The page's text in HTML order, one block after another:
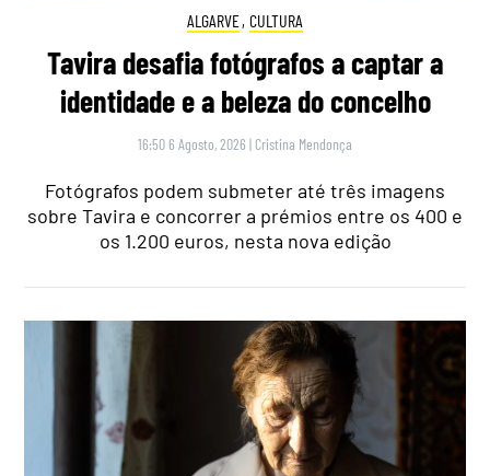
ALGARVE, CULTURA
Tavira desafia fotógrafos a captar a
identidade e a beleza do concelho
16:50 6 Agosto, 2026 | Cristina Mendonça
Fotógrafos podem submeter até três imagens
sobre Tavira e concorrer a prémios entre os 400 e
os 1.200 euros, nesta nova edição